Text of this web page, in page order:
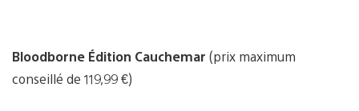
Bloodborne Édition Cauchemar (prix maximum
conseillé de 119,99 €)